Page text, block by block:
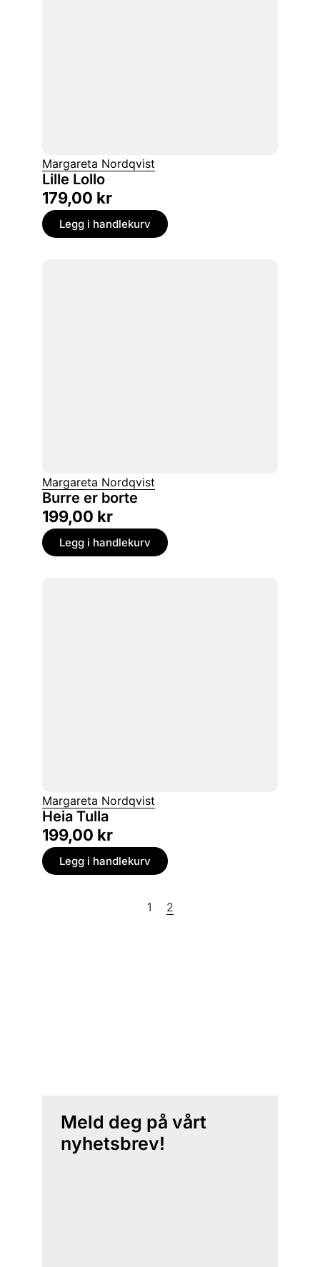
Margareta Nordqvist
Lille Lollo
179,00 kr
Legg i handlekurv
Margareta Nordqvist
Burre er borte
199,00 kr
Legg i handlekurv
Margareta Nordqvist
Heia Tulla
199,00 kr
Legg i handlekurv
1 2
Meld deg på vårt
nyhetsbrev!